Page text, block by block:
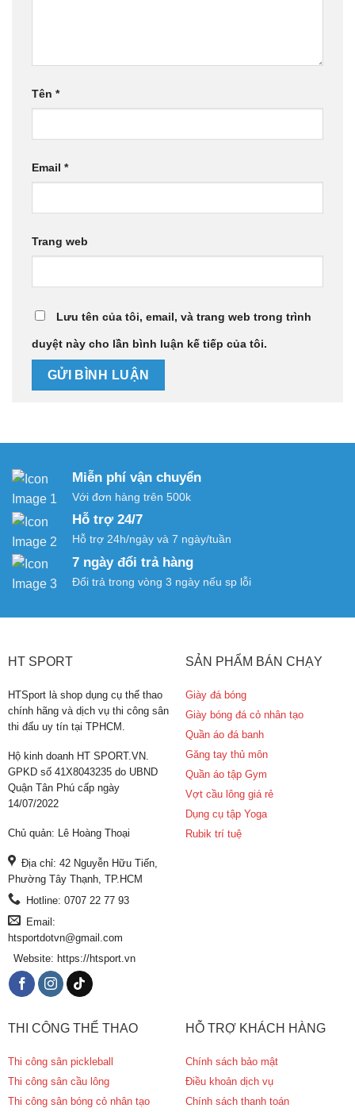
Tên *
Email *
Trang web
Lưu tên của tôi, email, và trang web trong trình
duyệt này cho lần bình luận kế tiếp của tôi.
Miễn phí vận chuyển
Với đơn hàng trên 500k
Hỗ trợ 24/7
Hỗ trợ 24h/ngày và 7 ngày/tuần
7 ngày đổi trả hàng
Đổi trả trong vòng 3 ngày nếu sp lỗi
HT SPORT
HTSport là shop dụng cụ thể thao
chính hãng và dịch vụ thi công sân
thi đấu uy tín tại TPHCM.
Hộ kinh doanh HT SPORT.VN.
GPKD số 41X8043235 do UBND
Quận Tân Phú cấp ngày
14/07/2022
Chủ quản: Lê Hoàng Thoại
Địa chỉ: 42 Nguyễn Hữu Tiến,
Phường Tây Thạnh, TP.HCM
Hotline: 0707 22 77 93
Email:
htsportdotvn@gmail.com
Website: https://htsport.vn
SẢN PHẨM BÁN CHẠY
Giày đá bóng
Giày bóng đá cỏ nhân tạo
Quần áo đá banh
Găng tay thủ môn
Quần áo tập Gym
Vợt cầu lông giá rẻ
Dụng cụ tập Yoga
Rubik trí tuệ
THI CÔNG THỂ THAO
Thi công sân pickleball
Thi công sân cầu lông
Thi công sân bóng cỏ nhân tạo
HỖ TRỢ KHÁCH HÀNG
Chính sách bảo mật
Điều khoản dịch vụ
Chính sách thanh toán